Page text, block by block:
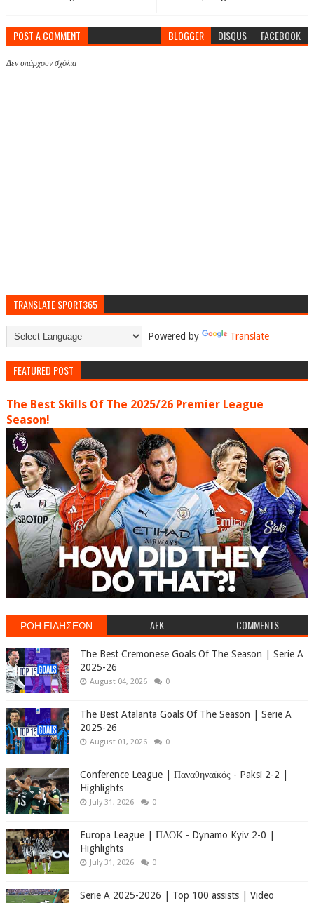
POST A COMMENT BLOGGER DISQUS FACEBOOK
Δεν υπάρχουν σχόλια
TRANSLATE SPORT365
Powered by Translate
FEATURED POST
The Best Skills Of The 2025/26 Premier League
Season!
ΡΟΗ ΕΙΔΗΣΕΩΝ AEK COMMENTS
The Best Cremonese Goals Of The Season | Serie A
2025-26
August 04, 2026 0
The Best Atalanta Goals Of The Season | Serie A
2025-26
August 01, 2026 0
Conference League | Παναθηναϊκός - Paksi 2-2 |
Highlights
July 31, 2026 0
Europa League | ΠΑΟΚ - Dynamo Kyiv 2-0 |
Highlights
July 31, 2026 0
Serie A 2025-2026 | Top 100 assists | Video